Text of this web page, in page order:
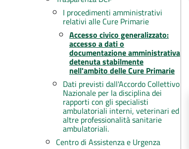
I procedimenti amministrativi
relativi alle Cure Primarie
Accesso civico generalizzato:
accesso a dati o
documentazione amministrativa
detenuta stabilmente
nell'ambito delle Cure Primarie
Dati previsti dall'Accordo Collettivo
Nazionale per la disciplina dei
rapporti con gli specialisti
ambulatoriali interni, veterinari ed
altre professionalità sanitarie
ambulatoriali.
Centro di Assistenza e Urgenza